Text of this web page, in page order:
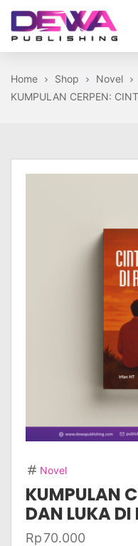
Skip
theDewa
Home
Shop
Novel
KUMPULAN CERPEN:
Novel
KUMPULAN
DAN LUKA
Rp70.000